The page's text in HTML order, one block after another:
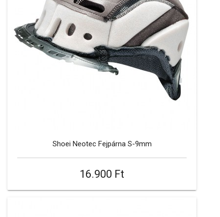
Shoei Neotec Fejpárna S-9mm
16.900 Ft